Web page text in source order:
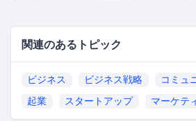
関連のあるトピック
ビジネス ビジネス戦略
コミュ
起業
スタートアップ マーケテ